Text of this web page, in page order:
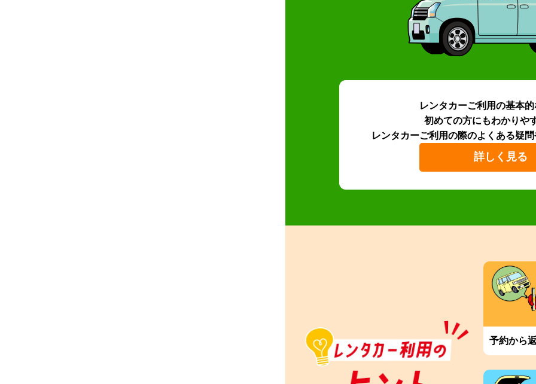
レンタカーご利用の基本
初めての方にもわかりや
レンタカーご利用の際のよくある疑問
詳しく見る
予約から